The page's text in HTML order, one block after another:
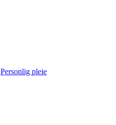
Personlig pleie